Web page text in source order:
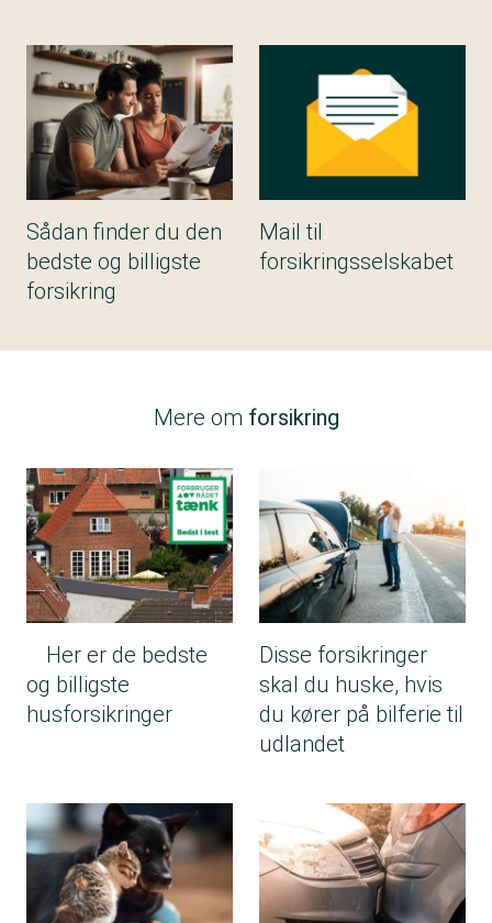
Sådan finder du den
bedste og billigste
forsikring
Mail til
forsikringsselskabet
Mere om forsikring
Her er de bedste
og billigste
husforsikringer
Disse forsikringer
skal du huske, hvis
du kører på bilferie til
udlandet